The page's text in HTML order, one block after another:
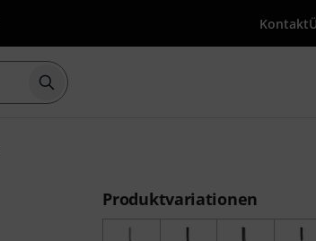
Kontakt
Suche mit Suchwort {searchTerm}
Produktvariationen